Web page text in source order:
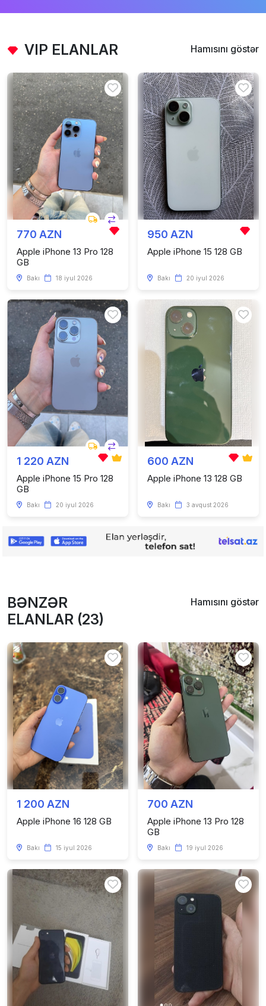
VIP ELANLAR Hamısını göstər
770 AZN
Apple iPhone 13 Pro 128
GB
Bakı 18 iyul 2026
950 AZN
Apple iPhone 15 128 GB
Bakı 20 iyul 2026
1 220 AZN
Apple iPhone 15 Pro 128
GB
Bakı 20 iyul 2026
600 AZN
Apple iPhone 13 128 GB
Bakı 3 avqust 2026
BƏNZƏR
ELANLAR (23)
Hamısını göstər
1 200 AZN
Apple iPhone 16 128 GB
Bakı 15 iyul 2026
700 AZN
Apple iPhone 13 Pro 128
GB
Bakı 19 iyul 2026